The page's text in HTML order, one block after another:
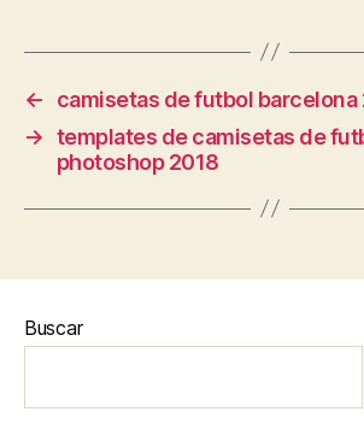
←
camisetas de futbol barcelona
→ templates de camisetas de
photoshop 2018
Buscar